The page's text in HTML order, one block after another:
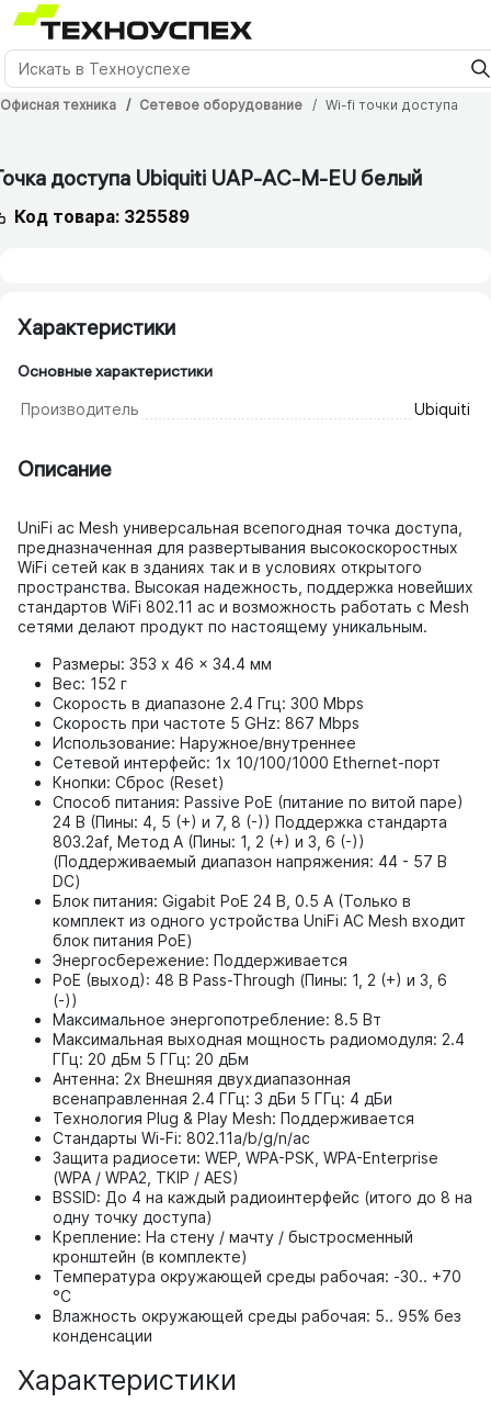
Офисная техника Сетевое оборудование Wi-fi точки доступа
доступа Ubiquiti UAP-AC-M-EU белый
Код товара: 325589
Характеристики
Основные характеристики
Производитель Ubiquiti
Описание
UniFi ac Mesh универсальная всепогодная точка доступа,
предназначенная для развертывания высокоскоростных
WiFi сетей как в зданиях так и в условиях открытого
пространства. Высокая надежность, поддержка новейших
стандартов WiFi 802.11 ac и возможность работать с Mesh
сетями делают продукт по настоящему уникальным.
Размеры: 353 x 46 x 34.4 мм
Вес: 152 г
Скорость в диапазоне 2.4 Ггц: 300 Mbps
Скорость при частоте 5 GHz: 867 Mbps
Использование: Наружное/внутреннее
Сетевой интерфейс: 1x 10/100/1000 Ethernet-порт
Кнопки: Сброс (Reset)
Способ питания: Passive PoE (питание по витой паре)
24 В (Пины: 4, 5 (+) и 7, 8 (-)) Поддержка стандарта
803.2af, Метод А (Пины: 1, 2 (+) и 3, 6 (-))
(Поддерживаемый диапазон напряжения: 44 - 57 В
DC)
Блок питания: Gigabit PoE 24 В, 0.5 А (Только в
комплект из одного устройства UniFi AC Mesh входит
блок питания PoE)
Энергосбережение: Поддерживается
PoE (выход): 48 В Pass-Through (Пины: 1, 2 (+) и 3, 6
(-))
Максимальное энергопотребление: 8.5 Вт
Максимальная выходная мощность радиомодуля: 2.4
ГГц: 20 дБм 5 ГГц: 20 дБм
Антенна: 2х Внешняя двухдиапазонная
всенаправленная 2.4 ГГц: 3 дБи 5 ГГц: 4 дБи
Технология Plug & Play Mesh: Поддерживается
Стандарты Wi-Fi: 802.11a/b/g/n/ac
Защита радиосети: WEP, WPA-PSK, WPA-Enterprise
(WPA / WPA2, TKIP / AES)
BSSID: До 4 на каждый радиоинтерфейс (итого до 8 на
одну точку доступа)
Крепление: На стену / мачту / быстросменный
кронштейн (в комплекте)
Температура окружающей среды рабочая: -30.. +70
°C
Влажность окружающей среды рабочая: 5.. 95% без
конденсации
Характеристики